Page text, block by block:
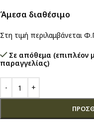
Άμεσα διαθέσιμο
Στη τιμή περιλαμβάνεται
Σε απόθεμα (επιπλέον
παραγγελίας)